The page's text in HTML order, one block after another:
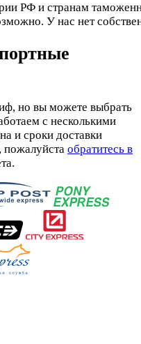
РФ и странам
У нас нет
но вы можете выбрать
с несколькими
и сроки доставки
пожалуйста обратитесь в